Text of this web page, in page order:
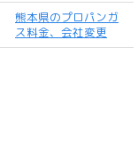
熊本県のプロパンガ
ス料金、会社変更